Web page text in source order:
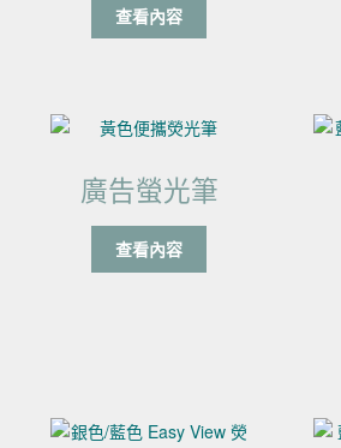
查看內容
廣告螢光筆
查看內容